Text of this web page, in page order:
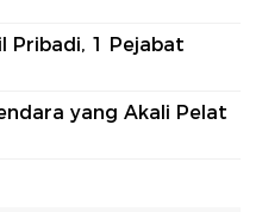
Pribadi, 1 Pejabat
yang Akali Pelat